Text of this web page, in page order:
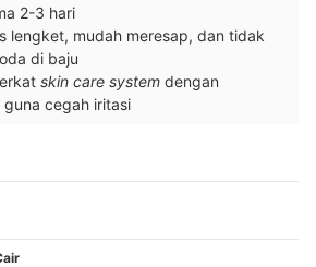
2-3 hari
lengket, mudah meresap, dan tidak
di baju
skin care system dengan
cegah iritasi